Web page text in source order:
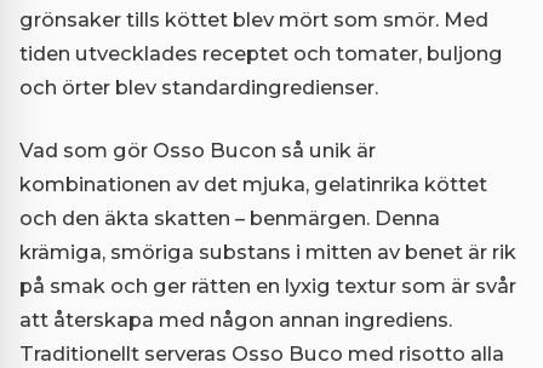
grönsaker tills köttet blev mört som smör. Med
tiden utvecklades receptet och tomater, buljong
och örter blev standardingredienser.
Vad som gör Osso Bucon så unik är
kombinationen av det mjuka, gelatinrika köttet
och den äkta skatten – benmärgen. Denna
krämiga, smöriga substans i mitten av benet är rik
på smak och ger rätten en lyxig textur som är svår
att återskapa med någon annan ingrediens.
Traditionellt serveras Osso Buco med risotto alla